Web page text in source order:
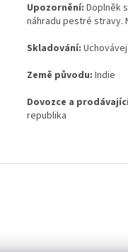
Upozornění: Doplněk
náhradu pestré stravy.
Skladování:
Země původu: Indie
Dovozce a
republika